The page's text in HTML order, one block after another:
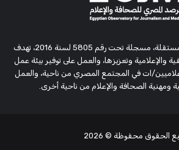
مؤسسة بحثية وحقوقية مستقلة، مسجلة تحت رقم 5805 لسنة 2016، تهدف
والإعلامية وتعزيزها، والعمل على توفير بيئة عمل
ات في المجتمع المصري من ناحية، والعمل
ومهنية الصحافة والإعلام من ناحية أخرى.
الحقوق محفوظة © 2026